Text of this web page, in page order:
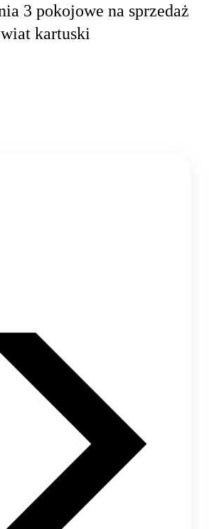
3 pokojowe na sprzedaż
kartuski